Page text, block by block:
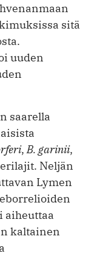
sitä
uuden
saarella
,B. garinii,
Neljän
Lymen
aiheuttaa
kaltainen